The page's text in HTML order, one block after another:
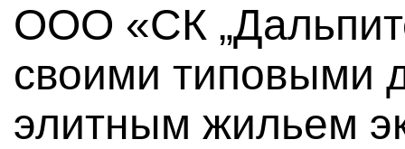
ООО «СК
своими типовыми
элитным жильем